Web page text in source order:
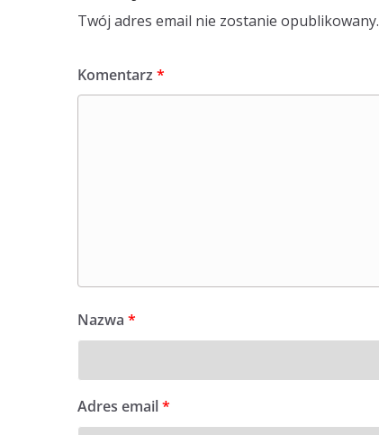
Twój adres email nie zostanie opublikowany.
Komentarz *
Nazwa *
Adres email*